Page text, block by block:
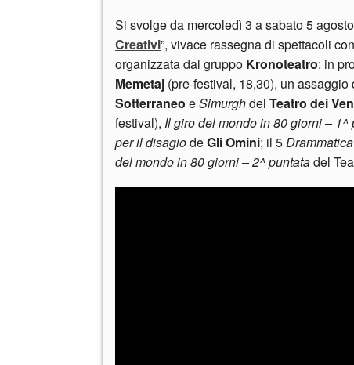
Si svolge da mercoledì 3 a sabato 5
Creativi”, vivace rassegna di spettacoli
organizzata dal gruppo Kronoteatro: in
Memetaj (pre-festival, 18,30), un assaggio
Sotterraneo eSimurghdel Teatro dei
festival), Il giro del mondo in 80 giorni – 1^
per il disagiodeGli Omini; il 5
del mondo in 80 giorni – 2^ puntatadel